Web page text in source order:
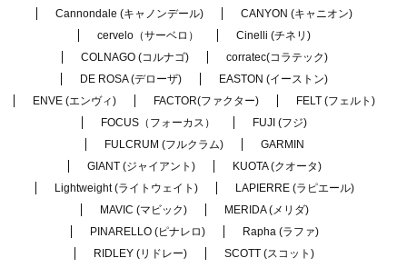
Cannondale (キャノンデール)
CANYON (キャニオン)
cervelo（サーベロ）
Cinelli (チネリ)
COLNAGO (コルナゴ)
corratec(コラテック)
DE ROSA (デローザ)
EASTON (イーストン)
ENVE (エンヴィ)
FACTOR(ファクター)
FELT (フェルト)
FOCUS（フォーカス）
FUJI (フジ)
FULCRUM (フルクラム)
GARMIN
GIANT (ジャイアント)
KUOTA (クオータ)
Lightweight (ライトウェイト)
LAPIERRE (ラピエール)
MAVIC (マビック)
MERIDA (メリダ)
PINARELLO (ピナレロ)
Rapha (ラファ)
RIDLEY (リドレー)
SCOTT (スコット)